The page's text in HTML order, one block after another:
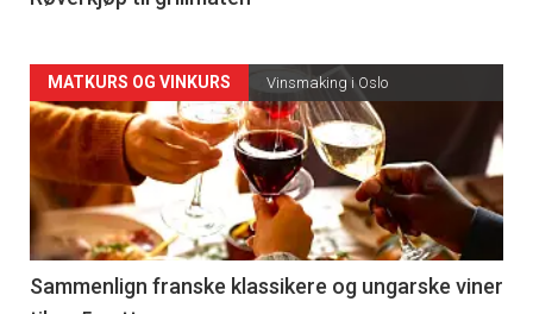
Forsiden
akkurat
nå
-
5
MATKURS OG VINKURS Vinsmaking i Oslo
Sammenlign franske klassikere og ungarske viner